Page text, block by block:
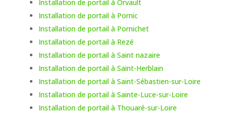
Installation de portail à Orvault
Installation de portail à Pornic
Installation de portail à Pornichet
Installation de portail à Rezé
Installation de portail à Saint nazaire
Installation de portail à Saint-Herblain
Installation de portail à Saint-Sébastien-sur-Loire
Installation de portail à Sainte-Luce-sur-Loire
Installation de portail à Thouaré-sur-Loire